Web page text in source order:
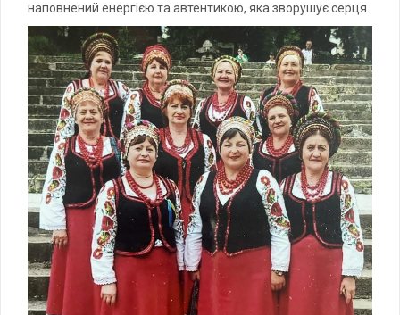
наповнений енергією та автентикою, яка зворушує серця.